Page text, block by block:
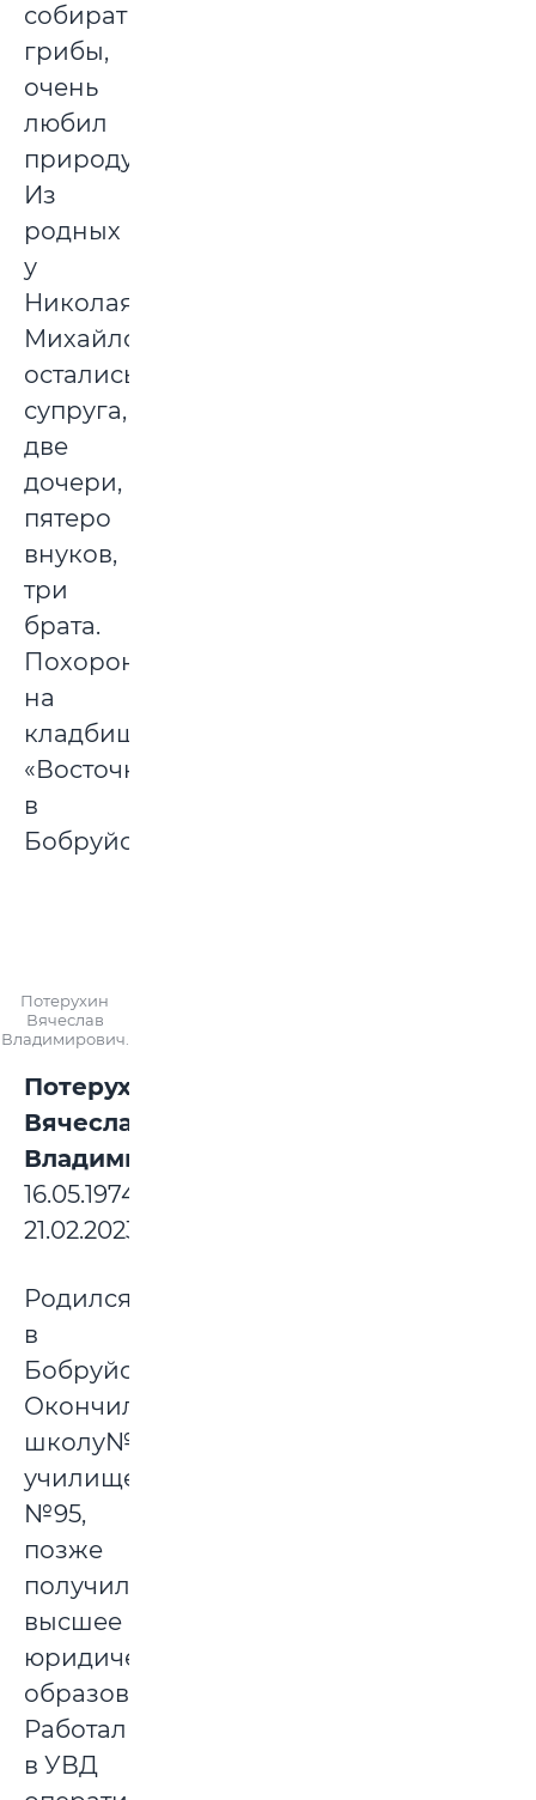
собирать
грибы,
очень
любил
природу.
Из
родных
у
Николая
Михайловича
остались
супруга,
две
дочери,
пятеро
внуков,
три
брата.
Похоронен
на
кладбище
«Восточное»
в
Бобруйске.
Потерухин
Вячеслав
Владимирович.
Потерухин
Вячеслав
Владимирович:
16.05.1974-
21.02.2023
Родился
в
Бобруйске.
Окончил
школу№27,
училище
№95,
позже
получил
высшее
юридическое
образование.
Работал
в УВД